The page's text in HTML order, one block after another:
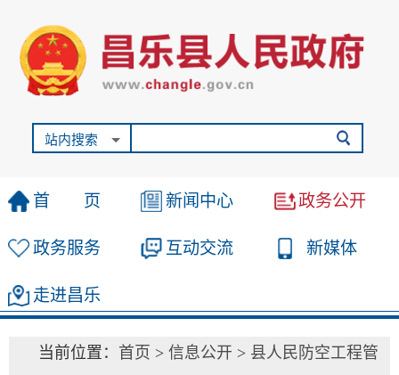
站内搜索
首 页 新闻中心 政务公开
政务服务 互动交流 新媒体
走进昌乐
当前位置： 首页 > 信息公开 > 县人民防空工程管